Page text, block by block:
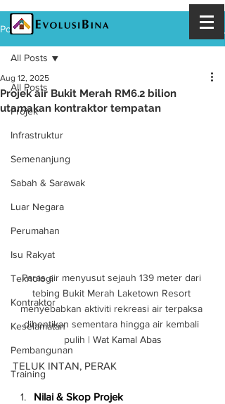
Post
All Posts
Projek
Infrastruktur
Semenanjung
Sabah & Sarawak
Luar Negara
Perumahan
Isu Rakyat
Teknologi
Kontraktor
Keselamatan
Pembangunan
Training
All Posts
Projek air Bukit Merah RM6.2 bilion
utamakan kontraktor tempatan
Aug 12, 2025
Paras air menyusut sejauh 139 meter dari
tebing Bukit Merah Laketown Resort
menyebabkan aktiviti rekreasi air terpaksa
dihentikan sementara hingga air kembali
pulih | Wat Kamal Abas
TELUK INTAN, PERAK
Nilai & Skop Projek